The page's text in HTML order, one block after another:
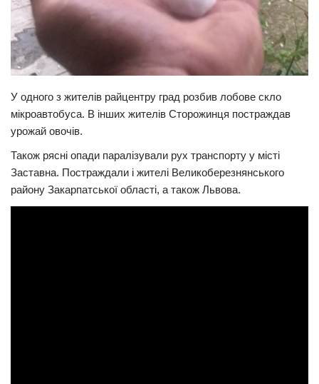
У одного з жителів райцентру град розбив лобове скло
мікроавтобуса. В інших жителів Сторожинця постраждав
урожай овочів.
Також рясні опади паралізували рух транспорту у місті
Заставна. Постраждали і жителі Великоберезнянського
району Закарпатської області, а також Львова.